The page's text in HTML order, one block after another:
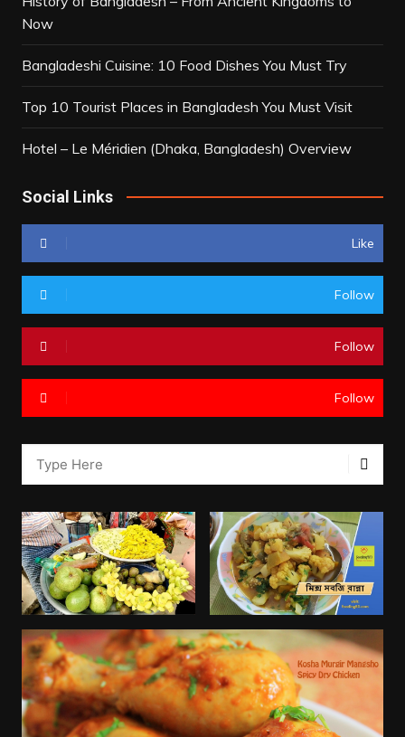
Now
Bangladeshi Cuisine: 10 Food Dishes You Must Try
Top 10 Tourist Places in Bangladesh You Must Visit
Hotel – Le Méridien (Dhaka, Bangladesh) Overview
Social Links
Like
Follow
Follow
Follow